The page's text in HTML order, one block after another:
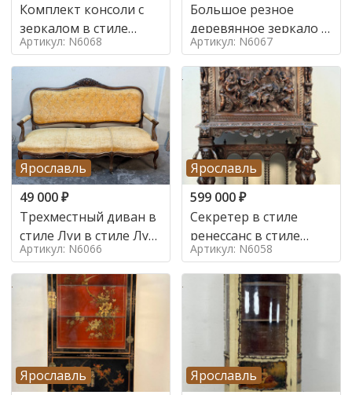
Комплект консоли с
зеркалом в стиле
ренессанс,
Артикул: N6068
Большое резное
деревянное зеркало с
золочением в стиле
Артикул: N6067
Ярославль
49 000₽
Трехместный диван в
стиле Луи в стиле Луи
16,
Артикул: N6066
Ярославль
599 000₽
Секретер в стиле
ренессанс в стиле
ренессанс, 19 век
Артикул: N6058
Ярославль
Ярославль